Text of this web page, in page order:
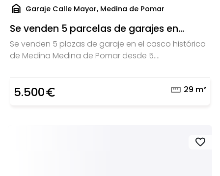
garage_home Garaje Calle Mayor, Medina de Pomar
Se venden 5 parcelas de garajes en...
Se venden 5 plazas de garaje en el casco histórico
de Medina Medina de Pomar desde 5....
5.500euro_symbol straighten 29 m²
favorite